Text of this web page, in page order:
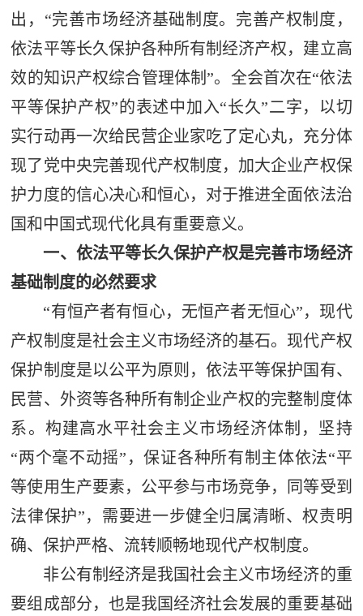
出，“完善市场经济基础制度。完善产权制度，
依法平等长久保护各种所有制经济产权，建立高
效的知识产权综合管理体制”。全会首次在“依法
平等保护产权”的表述中加入“长久”二字，以切
实行动再一次给民营企业家吃了定心丸，充分体
现了党中央完善现代产权制度，加大企业产权保
护力度的信心决心和恒心，对于推进全面依法治
国和中国式现代化具有重要意义。
一、依法平等长久保护产权是完善市场经济
基础制度的必然要求
“有恒产者有恒心，无恒产者无恒心”，现代
产权制度是社会主义市场经济的基石。现代产权
保护制度是以公平为原则，依法平等保护国有、
民营、外资等各种所有制企业产权的完整制度体
系。构建高水平社会主义市场经济体制，坚持
“两个毫不动摇”，保证各种所有制主体依法“平
等使用生产要素，公平参与市场竞争，同等受到
法律保护”，需要进一步健全归属清晰、权责明
确、保护严格、流转顺畅地现代产权制度。
非公有制经济是我国社会主义市场经济的重
要组成部分，也是我国经济社会发展的重要基础